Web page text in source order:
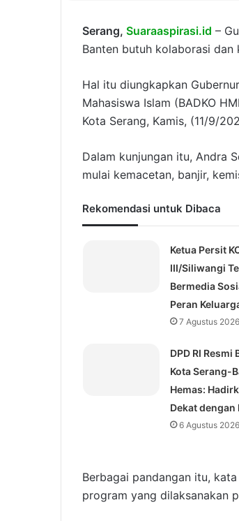
Serang, Suaraaspirasi.id –
Banten butuh kolaborasi dan
Hal itu diungkapkan
Mahasiswa Islam (BADKO
Kota Serang, Kamis, (11/9/
Dalam kunjungan itu, Andra
mulai kemacetan, banjir,
Rekomendasi untuk Dibaca
Ketua Persit
III/Siliwangi
Bermedia
Peran
7 Agustus 2026
DPD RI
Kota Serang-
Hemas:
Dekat
6 Agustus 2026
Berbagai pandangan itu,
program yang dilaksanakan